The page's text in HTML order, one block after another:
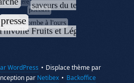
WordPress • Displace thème par
par Netibex • Backoffice